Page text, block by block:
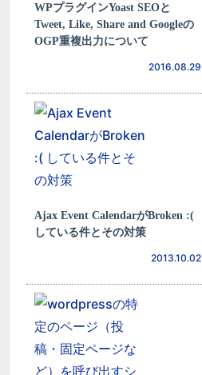
WPプラグインYoast SEOと
Tweet, Like, Share and Googleの
OGP重複出力について
2016.08.29
Ajax Event CalendarがBroken :(
している件とその対策
2013.10.02